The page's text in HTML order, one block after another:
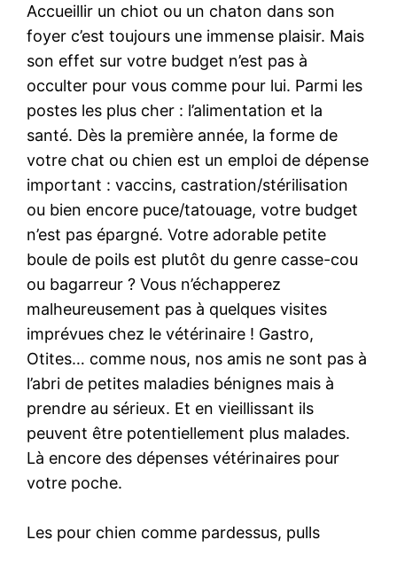
Accueillir un chiot ou un chaton dans son
foyer c’est toujours une immense plaisir. Mais
son effet sur votre budget n’est pas à
occulter pour vous comme pour lui. Parmi les
postes les plus cher : l’alimentation et la
santé. Dès la première année, la forme de
votre chat ou chien est un emploi de dépense
important : vaccins, castration/stérilisation
ou bien encore puce/tatouage, votre budget
n’est pas épargné. Votre adorable petite
boule de poils est plutôt du genre casse-cou
ou bagarreur ? Vous n’échapperez
malheureusement pas à quelques visites
imprévues chez le vétérinaire ! Gastro,
Otites… comme nous, nos amis ne sont pas à
l’abri de petites maladies bénignes mais à
prendre au sérieux. Et en vieillissant ils
peuvent être potentiellement plus malades.
Là encore des dépenses vétérinaires pour
votre poche.
Les pour chien comme pardessus, pulls